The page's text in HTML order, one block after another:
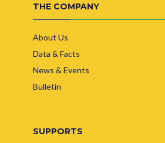
THE COMPANY
About Us
Data & Facts
News & Events
Bulletin
SUPPORTS